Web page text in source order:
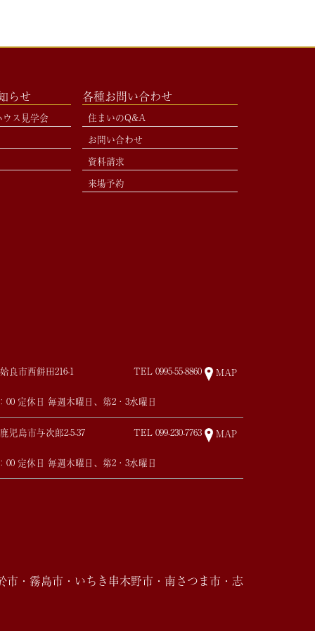
らせ
ス見学会
各種お問い合わせ
住まいのQ&A
お問い合わせ
資料請求
来場予約
姶良市西餅田216-1 TEL0995-55-8860 MAP
00 定休日 毎週木曜日、第2・3水曜日
鹿児島市与次郎2-5-37 TEL099-230-7763 MAP
00 定休日 毎週木曜日、第2・3水曜日
・霧島市・いちき串木野市・南さつま市・志